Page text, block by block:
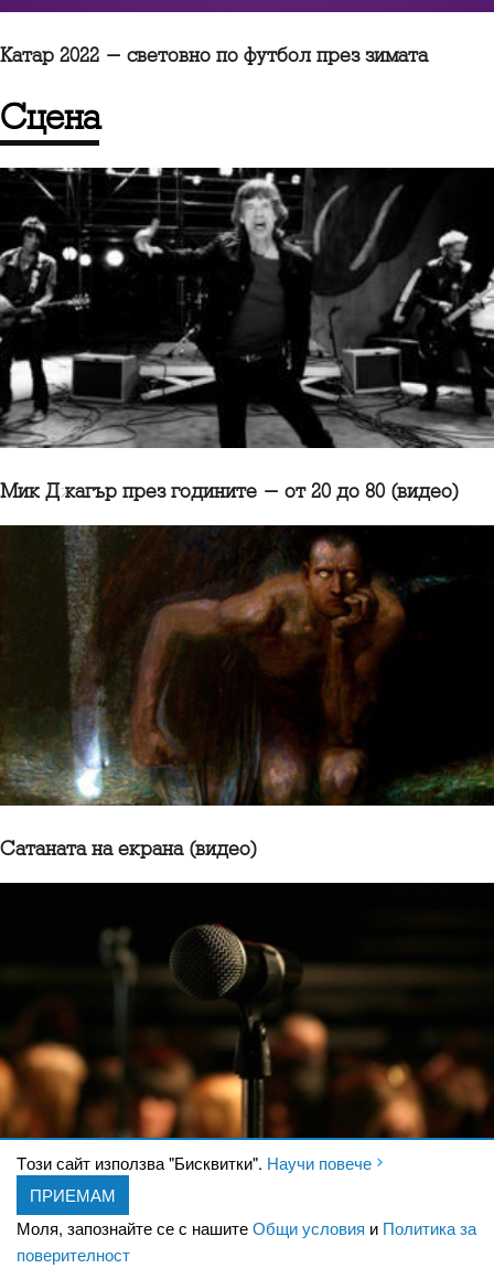
Катар 2022 - световно по футбол през зимата
сцена
Мик Джагър през годините - от 20 до 80 (видео)
Сатаната на екрана (видео)
10 съветa за преодоляване на сценичната треска
Tози сайт използва "Бисквитки". Научи повече
ПРИЕМАМ
Моля, запознайте се с нашитеОбщи условия и Политика за
поверителност